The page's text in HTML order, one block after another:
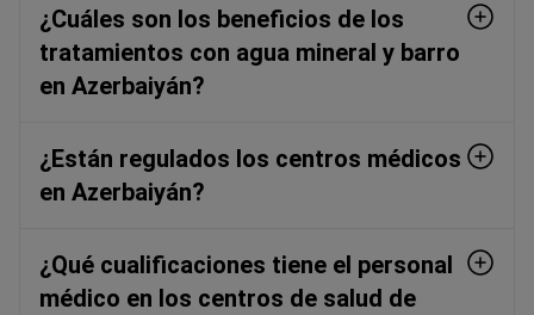
¿Cuáles son los beneficios de los
tratamientos con agua mineral y barro
en Azerbaiyán?
¿Están regulados los centros médicos
en Azerbaiyán?
¿Qué cualificaciones tiene el personal
médico en los centros de salud de